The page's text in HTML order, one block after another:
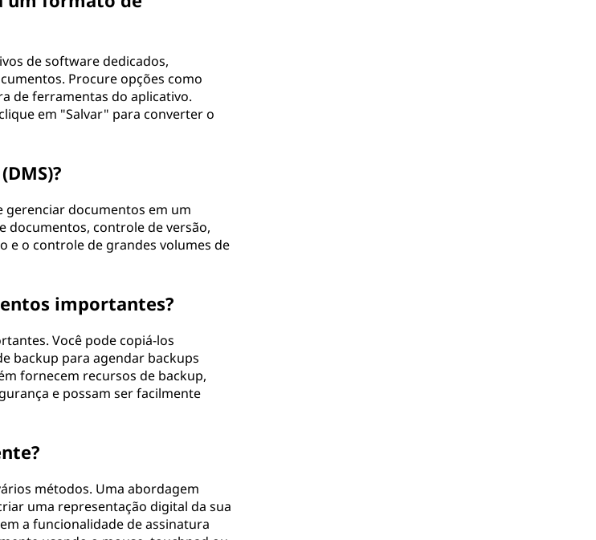
de software dedicados,
Procure opções como
de ferramentas do aplicativo.
em "Salvar" para converter o
gerenciar documentos em um
documentos, controle de versão,
e o controle de grandes volumes de
importantes?
Você pode copiá-los
backup para agendar backups
fornecem recursos de backup,
e possam ser facilmente
métodos. Uma abordagem
uma representação digital da sua
a funcionalidade de assinatura